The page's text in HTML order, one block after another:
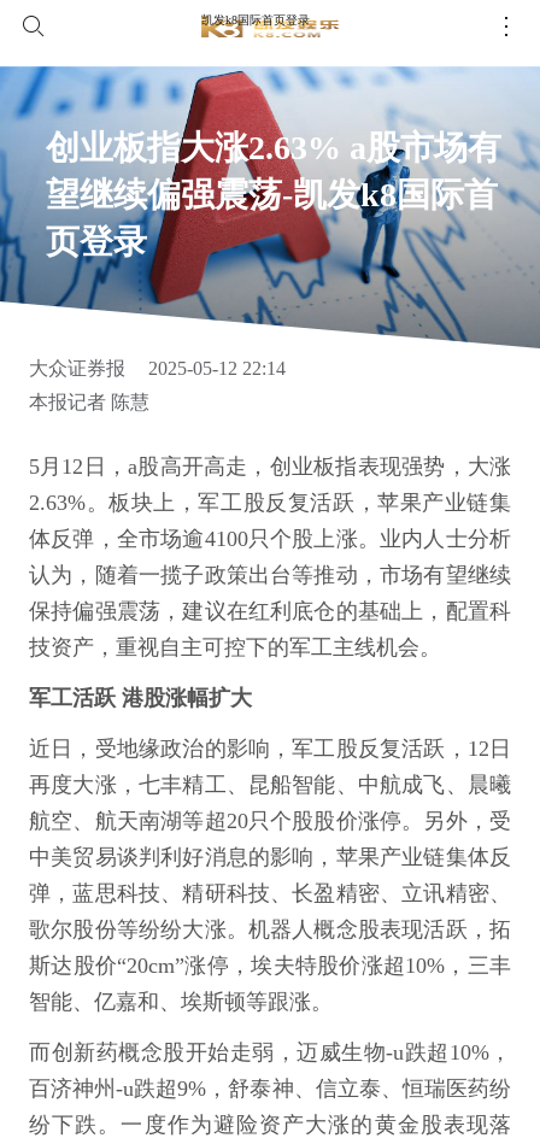
凯发k8国际首页登录
创业板指大涨2.63% a股市场有
望继续偏强震荡-凯发k8国际首
页登录
大众证券报
2025-05-12 22:14
本报记者 陈慧
5月12日，a股高开高走，创业板指表现强势，大涨
2.63%。板块上，军工股反复活跃，苹果产业链集
体反弹，全市场逾4100只个股上涨。业内人士分析
认为，随着一揽子政策出台等推动，市场有望继续
保持偏强震荡，建议在红利底仓的基础上，配置科
技资产，重视自主可控下的军工主线机会。
军工活跃 港股涨幅扩大
近日，受地缘政治的影响，军工股反复活跃，12日
再度大涨，七丰精工、昆船智能、中航成飞、晨曦
航空、航天南湖等超20只个股股价涨停。另外，受
中美贸易谈判利好消息的影响，苹果产业链集体反
弹，蓝思科技、精研科技、长盈精密、立讯精密、
歌尔股份等纷纷大涨。机器人概念股表现活跃，拓
斯达股价“20cm”涨停，埃夫特股价涨超10%，三丰
智能、亿嘉和、埃斯顿等跟涨。
而创新药概念股开始走弱，迈威生物-u跌超10%，
百济神州-u跌超9%，舒泰神、信立泰、恒瑞医药纷
纷下跌。一度作为避险资产大涨的黄金股表现落